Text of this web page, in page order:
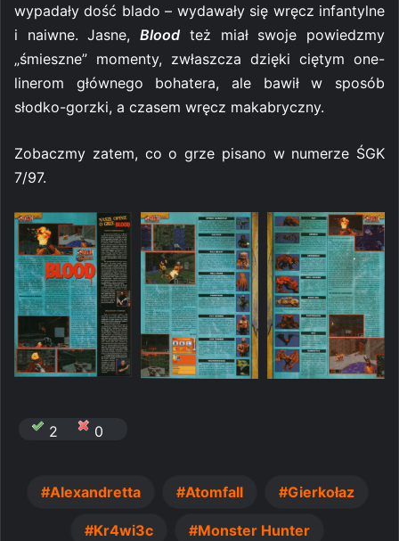
wypadały dość blado – wydawały się wręcz infantylne
i naiwne. Jasne,Blood też miał swoje powiedzmy
„śmieszne” momenty, zwłaszcza dzięki ciętym one-
linerom głównego bohatera, ale bawił w sposób
słodko-gorzki, a czasem wręcz makabryczny.
Zobaczmy zatem, co o grze pisano w numerze ŚGK
7/97.
2 0
Alexandretta Atomfall Gierkołaz
Kr4wi3c Monster Hunter